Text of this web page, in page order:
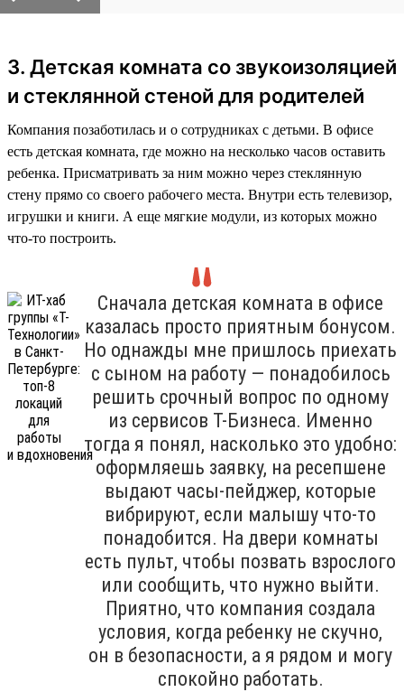
3. Детская комната со звукоизоляцией
и стеклянной стеной для родителей
Компания позаботилась и о сотрудниках с детьми. В офисе
есть детская комната, где можно на несколько часов оставить
ребенка. Присматривать за ним можно через стеклянную
стену прямо со своего рабочего места. Внутри есть телевизор,
игрушки и книги. А еще мягкие модули, из которых можно
что-то построить.
Сначала детская комната в офисе
казалась просто приятным бонусом.
Но однажды мне пришлось приехать
с сыном на работу — понадобилось
решить срочный вопрос по одному
из сервисов Т-Бизнеса. Именно
тогда я понял, насколько это удобно:
оформляешь заявку, на ресепшене
выдают часы-пейджер, которые
вибрируют, если малышу что-то
понадобится. На двери комнаты
есть пульт, чтобы позвать взрослого
или сообщить, что нужно выйти.
Приятно, что компания создала
условия, когда ребенку не скучно,
он в безопасности, а я рядом и могу
спокойно работать.